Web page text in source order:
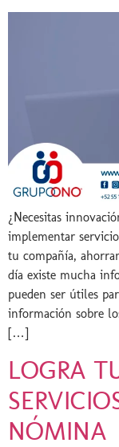
¿Necesitas
implementar
tu compañía,
día existe mucha
pueden ser útiles
información sobre
[…]
LOGRA
NÓMINA